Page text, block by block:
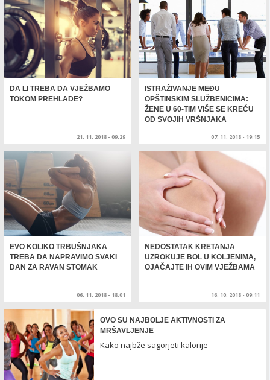
DA LI TREBA DA VJEŽBAMO
TOKOM PREHLADE?
21. 11. 2018 - 09:29
ISTRAŽIVANJE MEĐU
OPŠTINSKIM SLUŽBENICIMA:
ŽENE U 60-TIM VIŠE SE KREĆU
OD SVOJIH VRŠNJAKA
07. 11. 2018 - 19:15
EVO KOLIKO TRBUŠNJAKA
TREBA DA NAPRAVIMO SVAKI
DAN ZA RAVAN STOMAK
06. 11. 2018 - 18:01
NEDOSTATAK KRETANJA
UZROKUJE BOL U KOLJENIMA,
OJAČAJTE IH OVIM VJEŽBAMA
16. 10. 2018 - 09:11
OVO SU NAJBOLJE AKTIVNOSTI ZA
MRŠAVLJENJE
Kako najbže sagorjeti kalorije